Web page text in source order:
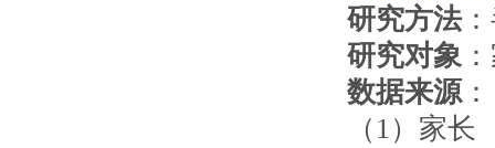
研究方法
研究对象
数据来源：
（1）家